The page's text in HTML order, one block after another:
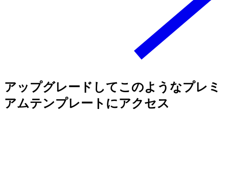
アップグレードしてこのようなプレミ
アムテンプレートにアクセス